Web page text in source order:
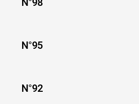
N°98
N°95
N°92